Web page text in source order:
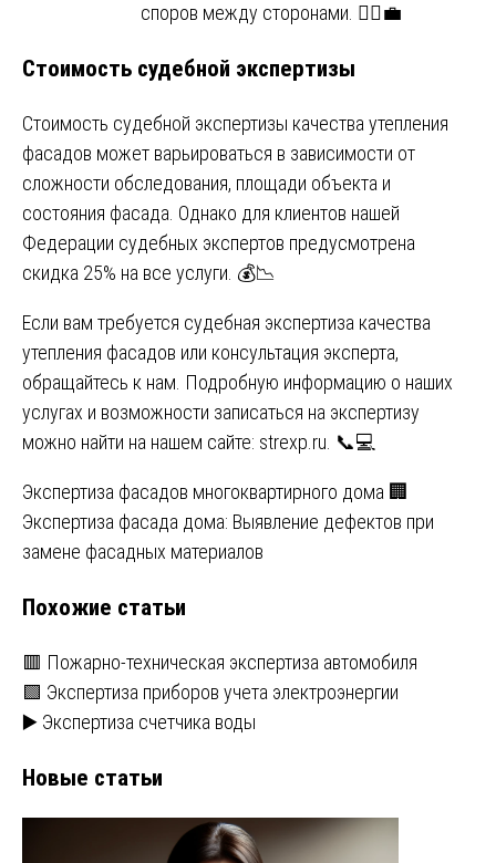
споров между сторонами. 🧑‍⚖️💼
Стоимость судебной экспертизы
Стоимость судебной экспертизы качества утепления
фасадов может варьироваться в зависимости от
сложности обследования, площади объекта и
состояния фасада. Однако для клиентов нашей
Федерации судебных экспертов предусмотрена
скидка 25% на все услуги. 💰📉
Если вам требуется судебная экспертиза качества
утепления фасадов или консультация эксперта,
обращайтесь к нам. Подробную информацию о наших
услугах и возможности записаться на экспертизу
можно найти на нашем сайте: strexp.ru. 📞💻
Навигация
по
Экспертиза фасадов многоквартирного дома 🏢
Экспертиза фасада дома: Выявление дефектов при
замене фасадных материалов
Похожие статьи
🟥 Пожарно-техническая экспертиза автомобиля
🟩 Экспертиза приборов учета электроэнергии
▶️ Экспертиза счетчика воды
Новые статьи